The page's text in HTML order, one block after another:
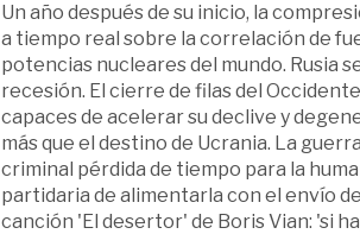
Un año después de su inicio, la
a tiempo real sobre la correlación de
potencias nucleares del mundo. Rusia
recesión. El cierre de filas del
capaces de acelerar su declive y
más que el destino de Ucrania. La
criminal pérdida de tiempo para la
partidaria de alimentarla con el envío
canción 'El desertor' de Boris Vian: 'si